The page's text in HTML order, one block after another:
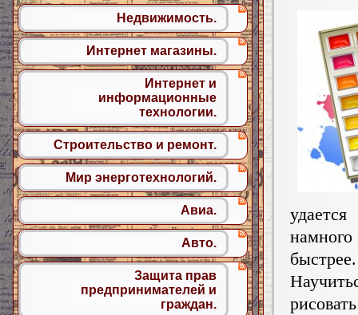
быстрее.
Недвижимость.
Интернет магазины.
Интернет и
информационные
технологии.
Строительство и ремонт.
Мир энерготехнологий.
Авиа.
Авто.
Защита прав
предпринимателей и
граждан.